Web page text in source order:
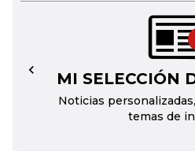
MI SELECCIÓN
Noticias
temas de
←